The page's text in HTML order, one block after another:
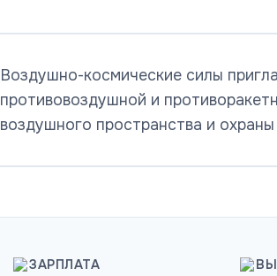
Воздушно-космические силы
противовоздушной и
воздушного пространства и
ЗАРПЛАТА